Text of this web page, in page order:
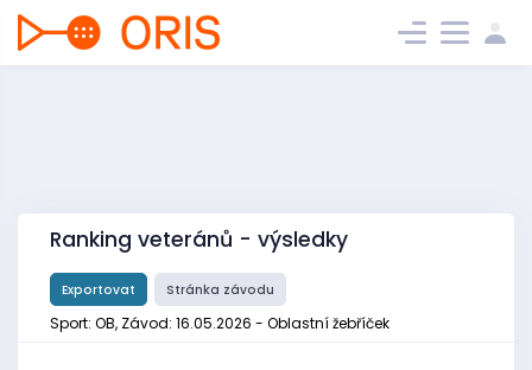
Ranking veteránů - výsledky
Exportovat Stránka závodu
Sport: OB, Závod: 16.05.2026 - Oblastní žebříček